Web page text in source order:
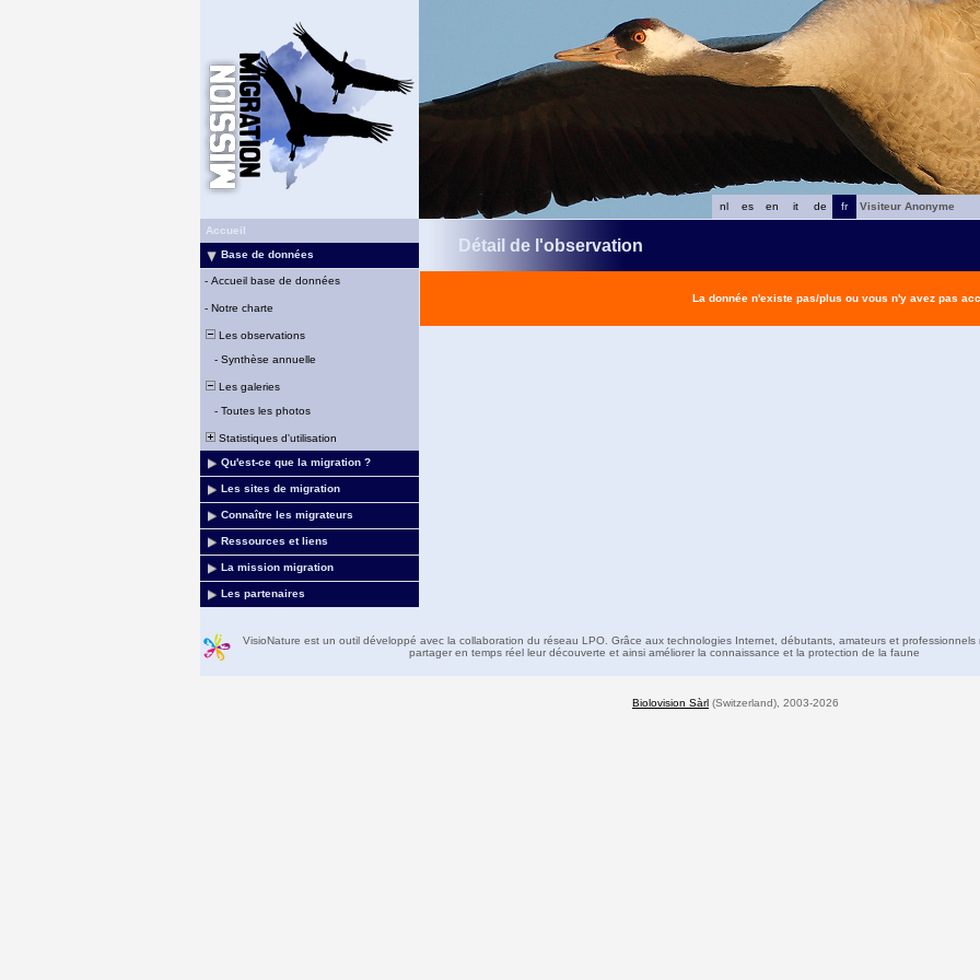
fr
de
it
en
es
nl
Visiteur Anonyme
Accueil
Base de données
- Accueil base de données
- Notre charte
Les observations
- Synthèse annuelle
Les galeries
- Toutes les photos
Statistiques d'utilisation
Qu'est-ce que la migration ?
Les sites de migration
Connaître les migrateurs
Ressources et liens
La mission migration
Les partenaires
Détail de l'observation
La donnée n'existe pas/plus ou vous n'y avez pas
VisioNature est un outil développé avec la collaboration du réseau LPO. Grâce aux technologies Internet, débutants, amateurs et professionnels
partager en temps réel leur découverte et ainsi améliorer la connaissance et la protection de la faune
Biolovision Sàrl (Switzerland), 2003-2026